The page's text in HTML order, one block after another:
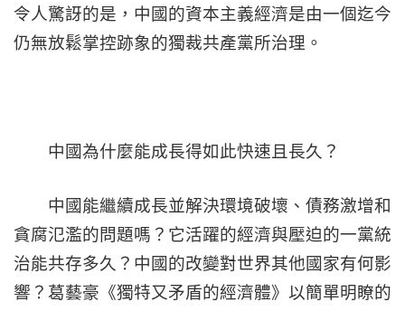
令人驚訝的是，中國的資本主義經濟是由一個迄今
仍無放鬆掌控跡象的獨裁共產黨所治理。
中國為什麼能成長得如此快速且長久？
中國能繼續成長並解決環境破壞、債務激增和
貪腐氾濫的問題嗎？它活躍的經濟與壓迫的一黨統
治能共存多久？中國的改變對世界其他國家有何影
響？葛藝豪《獨特又矛盾的經濟體》以簡單明瞭的